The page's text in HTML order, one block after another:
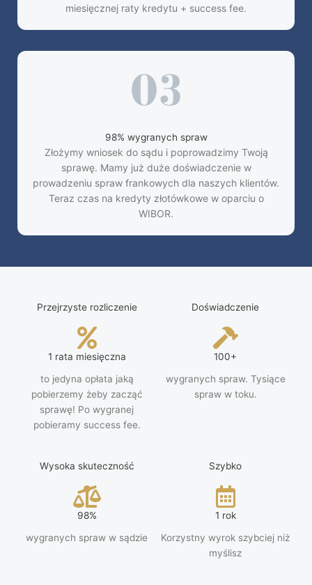
miesięcznej raty kredytu + success fee.
98% wygranych spraw
Złożymy wniosek do sądu i poprowadzimy Twoją
sprawę. Mamy już duże doświadczenie w
prowadzeniu spraw frankowych dla naszych klientów.
Teraz czas na kredyty złotówkowe w oparciu o
WIBOR.
Przejrzyste rozliczenie
1 rata miesięczna
to jedyna opłata jaką
pobierzemy żeby zacząć
sprawę! Po wygranej
pobieramy success fee.
Doświadczenie
100+
wygranych spraw. Tysiące
spraw w toku.
Wysoka skuteczność
98%
wygranych spraw w sądzie
Szybko
1 rok
Korzystny wyrok szybciej niż
myślisz